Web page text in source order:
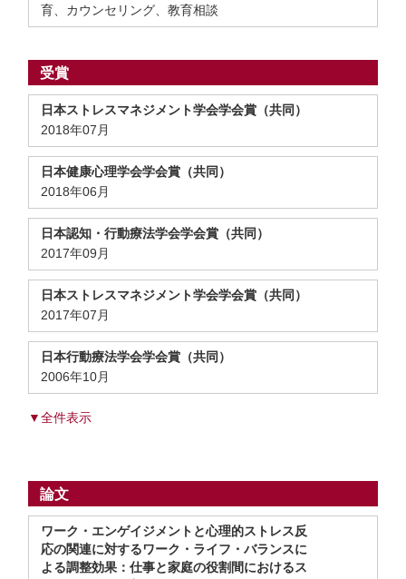
育、カウンセリング、教育相談
受賞
日本ストレスマネジメント学会学会賞（共同）
2018年07月
日本健康心理学会学会賞（共同）
2018年06月
日本認知・行動療法学会学会賞（共同）
2017年09月
日本ストレスマネジメント学会学会賞（共同）
2017年07月
日本行動療法学会学会賞（共同）
2006年10月
▼全件表示
論文
ワーク・エンゲイジメントと心理的ストレス反
応の関連に対するワーク・ライフ・バランスに
よる調整効果：仕事と家庭の役割間におけるス